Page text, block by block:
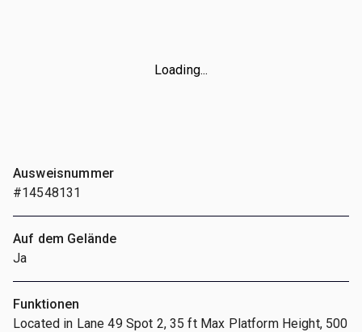
Loading...
Ausweisnummer
#14548131
Auf dem Gelände
Ja
Funktionen
Located in Lane 49 Spot 2, 35 ft Max Platform Height, 500